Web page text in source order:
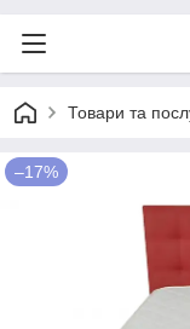
Товари та
–17%